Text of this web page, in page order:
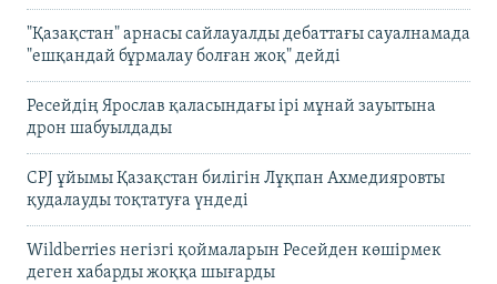
"Қазақстан" арнасы сайлауалды дебаттағы сауалнамада
"ешқандай бұрмалау болған жоқ" дейді
Ресейдің Ярослав қаласындағы ірі мұнай зауытына
дрон шабуылдады
CPJ ұйымы Қазақстан билігін Лұқпан Ахмедияровты
қудалауды тоқтатуға үндеді
Wildberries негізгі қоймаларын Ресейден көшірмек
деген хабарды жоққа шығарды